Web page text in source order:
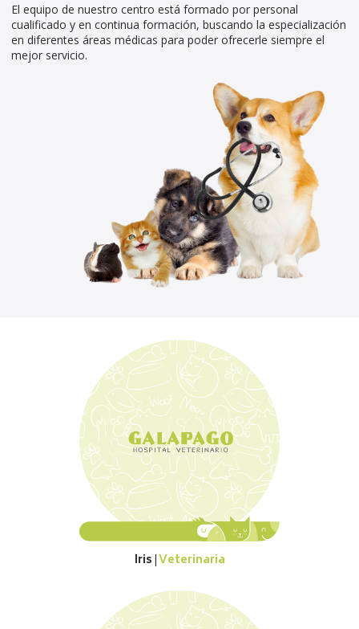
El equipo de nuestro centro está formado por personal
cualificado y en continua formación, buscando la especialización
en diferentes áreas médicas para poder ofrecerle siempre el
mejor servicio.
Iris |Veterinaria